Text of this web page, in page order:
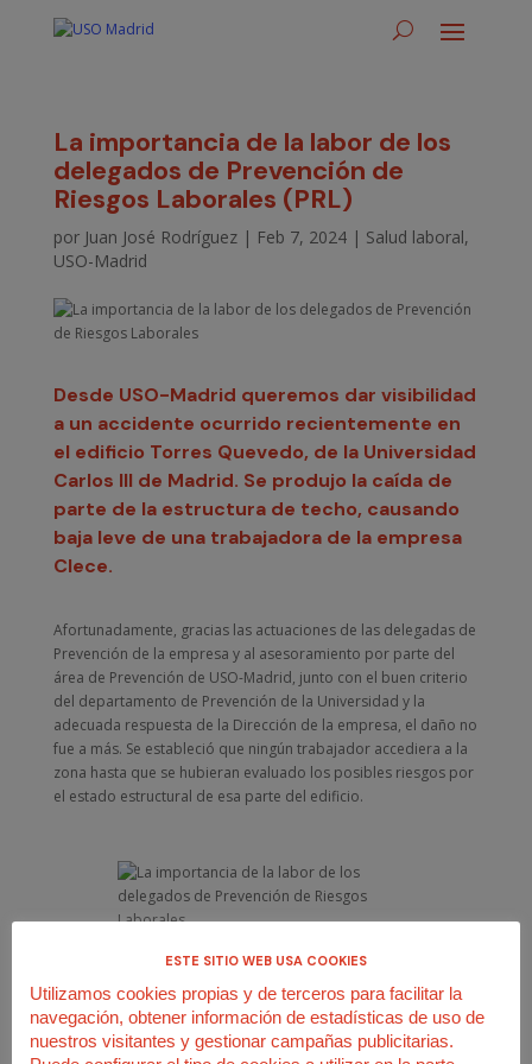
La importancia de la labor de los
delegados de Prevención de
Riesgos Laborales (PRL)
por Juan José Rodríguez| Feb 7, 2024| Salud laboral,
USO-Madrid
Desde USO-Madrid queremos dar visibilidad
a un accidente ocurrido recientemente en
el edificio Torres Quevedo, de la Universidad
Carlos III de Madrid. Se produjo la caída de
parte de la estructura de techo, causando
baja leve de una trabajadora de la empresa
Clece.
Afortunadamente, gracias las actuaciones de las delegadas de
Prevención de la empresa y al asesoramiento por parte del
área de Prevención de USO-Madrid, junto con el buen criterio
del departamento de Prevención de la Universidad y la
adecuada respuesta de la Dirección de la empresa, el daño no
fue a más. Se estableció que ningún trabajador accediera a la
zona hasta que se hubieran evaluado los posibles riesgos por
el estado estructural de esa parte del edificio.
Este caso, que seguramente habría trascendido si el resultado
hubiera sido de mayor gravedad para la trabajadora
afectada, debe ponerse en conocimiento con el objetivo de
ESTE SITIO WEB USA COOKIES
Utilizamos cookies propias y de terceros para facilitar la
navegación, obtener información de estadísticas de uso de
nuestros visitantes y gestionar campañas publicitarias.